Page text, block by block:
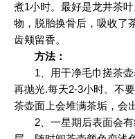
煮1小时。最好是龙井茶
物，脱胎换骨后，吸收了
齿颊留香。
方法：
1、用干净毛巾搓茶壶
再抛光.每天2-3小时。不
茶壶面上会堆满茶垢，会
2、一星期后表面会有